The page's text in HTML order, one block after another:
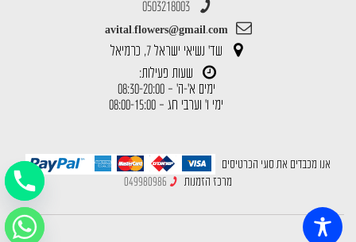
0503218003
avital.flowers@gmail.com
שד' נשיאי ישראל 7, כרמיאל
שעות פעילות:
ימים א'-ה' – 08:30-20:00
ימי ו' וערבי חג – 08:00-15:00
אנו מכבדים את סוגי הכרטיסים
מרכז הזמנות